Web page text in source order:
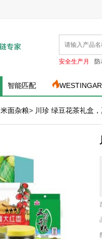
安全生产月 防
智能匹配
米面杂粮> 川珍 绿豆花茶礼盒